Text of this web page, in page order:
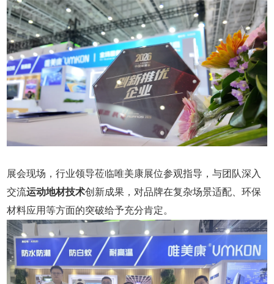
展会现场，行业领导莅临唯美康展位参观指导，与团队深入
交流运动地材技术创新成果，对品牌在复杂场景适配、环保
材料应用等方面的突破给予充分肯定。